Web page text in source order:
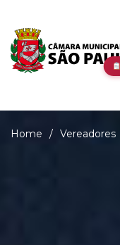
Home / Vereadores